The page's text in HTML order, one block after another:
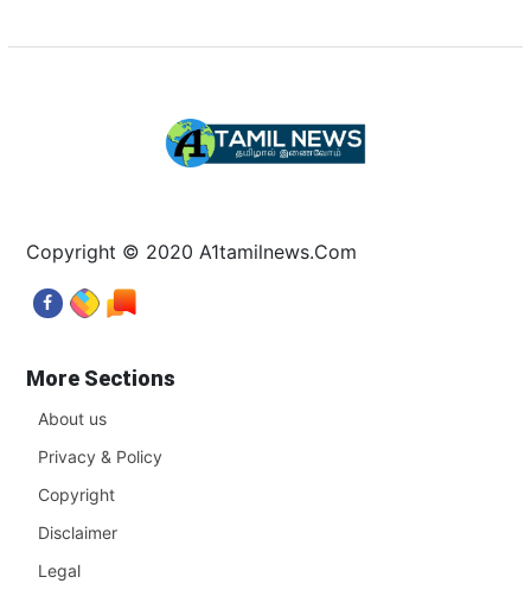
Copyright © 2020 A1tamilnews.Com
More Sections
About us
Privacy & Policy
Copyright
Disclaimer
Legal